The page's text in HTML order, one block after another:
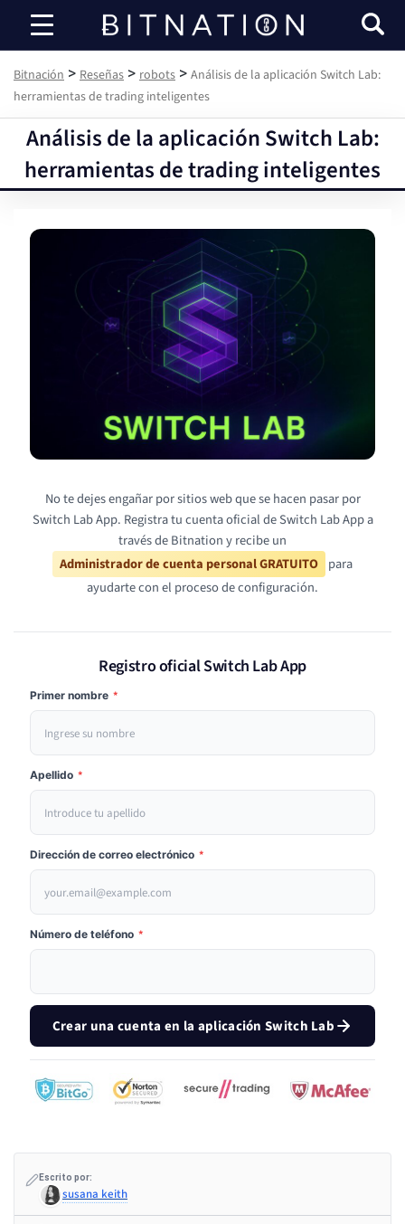
Bitnación
Bitnación > Reseñas > robots > Análisis de la aplicación Switch Lab:
herramientas de trading inteligentes
Análisis de la aplicación Switch Lab:
herramientas de trading inteligentes
No te dejes engañar por sitios web que se hacen pasar por
Switch Lab App. Registra tu cuenta oficial de Switch Lab App a
través de Bitnation y recibe un
Administrador de cuenta personal GRATUITO para
ayudarte con el proceso de configuración.
Registro oficial Switch Lab App
Primer nombre *
Apellido *
Dirección de correo electrónico *
Número de teléfono *
Crear una cuenta en la aplicación Switch Lab
Escrito por:
susana keith